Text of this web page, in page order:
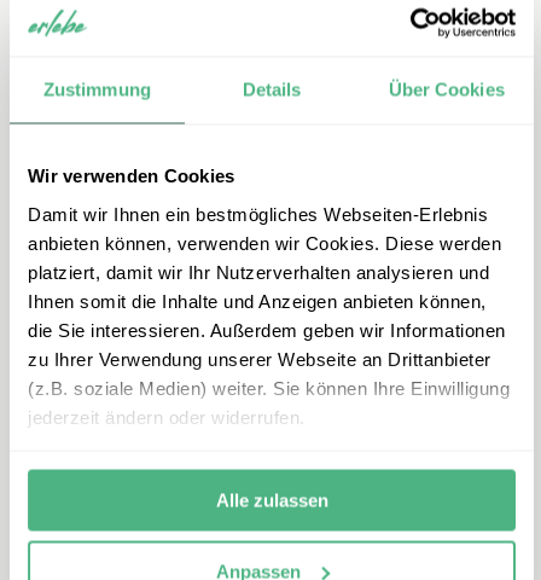
Zustimmung Details Über Cookies
Wir verwenden Cookies
Damit wir Ihnen ein bestmögliches Webseiten-Erlebnis
anbieten können, verwenden wir Cookies. Diese werden
platziert, damit wir Ihr Nutzerverhalten analysieren und
Ihnen somit die Inhalte und Anzeigen anbieten können,
die Sie interessieren. Außerdem geben wir Informationen
zu Ihrer Verwendung unserer Webseite an Drittanbieter
(z.B. soziale Medien) weiter. Sie können Ihre Einwilligung
jederzeit ändern oder widerrufen.
Alle zulassen
Anpassen
E-Mail
srilanka@erlebe.de
Montag – Freitag:
und nach individueller
Terminvereinbarung